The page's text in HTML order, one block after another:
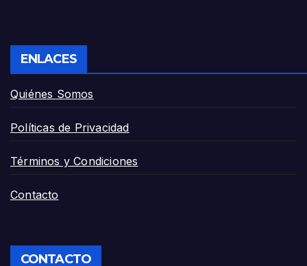
ENLACES
Quiénes Somos
Políticas de Privacidad
Términos y Condiciones
Contacto
CONTACTO